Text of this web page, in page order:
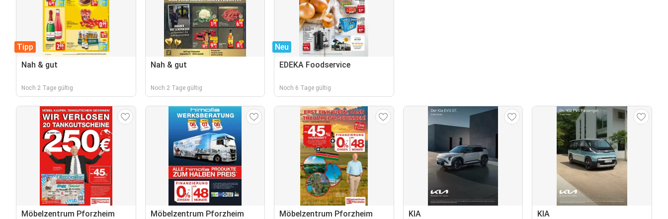
Tipp
Nah & gut
Noch 2 Tage gültig
Nah & gut
Noch 2 Tage gültig
Neu
EDEKA Foodservice
Noch 6 Tage gültig
Möbelzentrum Pforzheim Möbelzentrum Pforzheim Möbelzentrum Pforzheim KIA KIA